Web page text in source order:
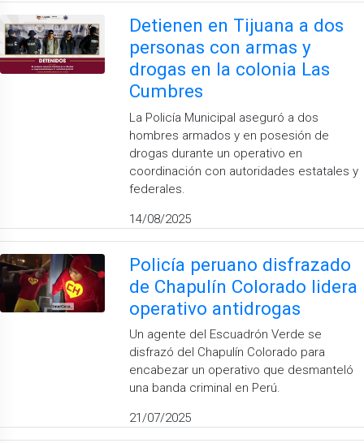
Detienen en Tijuana a dos
personas con armas y
drogas en la colonia Las
Cumbres
La Policía Municipal aseguró a dos
hombres armados y en posesión de
drogas durante un operativo en
coordinación con autoridades estatales y
federales.
14/08/2025
Policía peruano disfrazado
de Chapulín Colorado lidera
operativo antidrogas
Un agente del Escuadrón Verde se
disfrazó del Chapulín Colorado para
encabezar un operativo que desmanteló
una banda criminal en Perú.
21/07/2025